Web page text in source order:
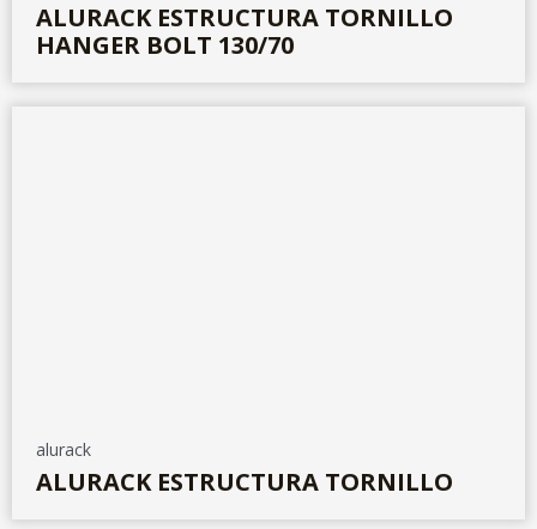
ALURACK ESTRUCTURA TORNILLO
HANGER BOLT 130/70
alurack
ALURACK ESTRUCTURA TORNILLO